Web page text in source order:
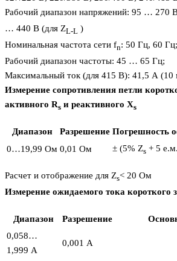
Рабочий диапазон напряжений: 95 … 270
… 440 В (для ZL-L )
Номинальная частота сети fn: 50 Гц, 60 Гц;
Рабочий диапазон частоты: 45 … 65 Гц;
Максимальный ток (для 415 В): 41,5 А (10
Измерение сопротивления петли
активного Rs и реактивного Xs
Диапазон Разрешение Погрешность
0…19,99 Ом 0,01 Ом ± (5% Zs + 5
Расчет и отображение для Zs< 20 Ом
Измерение ожидаемого тока короткого
Диапазон Разрешение
0,058…
1,999 A
0,001 A